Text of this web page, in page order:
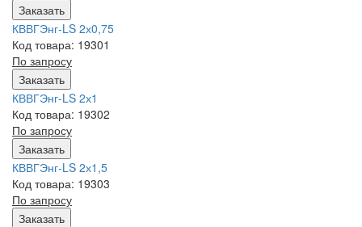
Заказать
КВВГЭнг-LS 2х0,75
Код товара: 19301
По запросу
Заказать
КВВГЭнг-LS 2х1
Код товара: 19302
По запросу
Заказать
КВВГЭнг-LS 2х1,5
Код товара: 19303
По запросу
Заказать